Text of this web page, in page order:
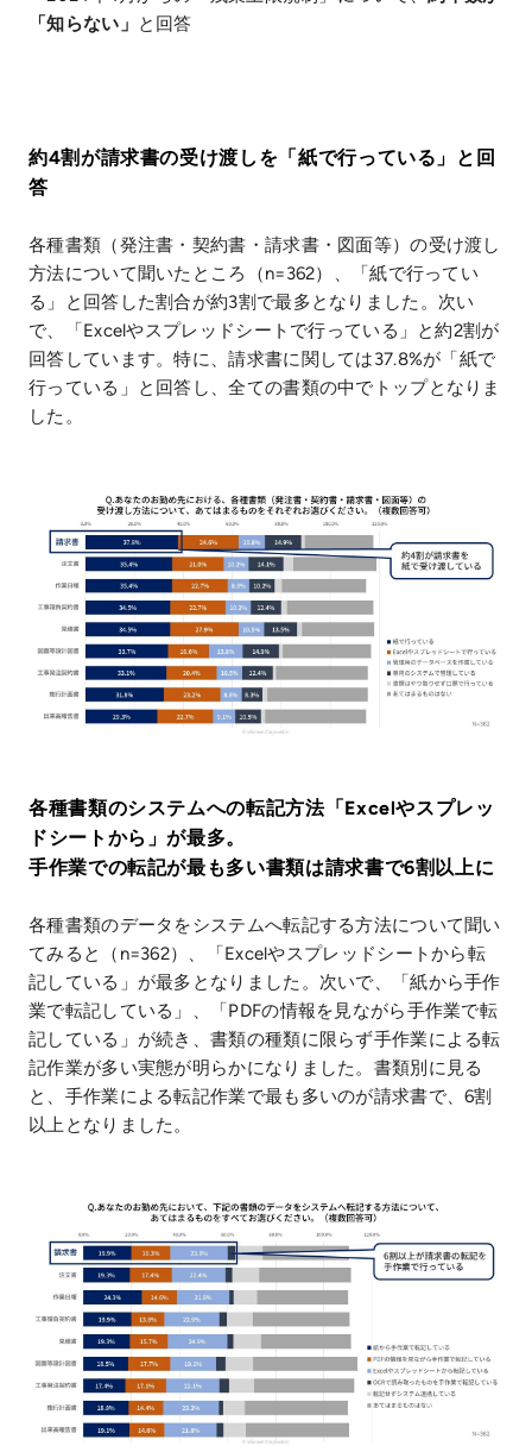
「知らない」 と回答
約4割が請求書の受け渡しを「紙で行っている」と回
答
各種書類（発注書・契約書・請求書・図面等）の受け渡し
方法について聞いたところ（n=362）、「紙で行ってい
る」と回答した割合が約3割で最多となりました。次い
で、「Excelやスプレッドシートで行っている」と約2割が
回答しています。特に、請求書に関しては37.8%が「紙で
行っている」と回答し、全ての書類の中でトップとなりま
した。
各種書類のシステムへの転記方法「Excelやスプレッ
ドシートから」が最多。
手作業での転記が最も多い書類は請求書で6割以上に
各種書類のデータをシステムへ転記する方法について聞い
てみると（n=362）、「Excelやスプレッドシートから転
記している」が最多となりました。次いで、「紙から手作
業で転記している」、「PDFの情報を見ながら手作業で転
記している」が続き、書類の種類に限らず手作業による転
記作業が多い実態が明らかになりました。書類別に見る
と、手作業による転記作業で最も多いのが請求書で、6割
以上となりました。